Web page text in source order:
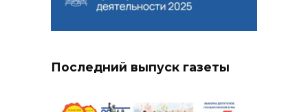
Последний выпуск газеты